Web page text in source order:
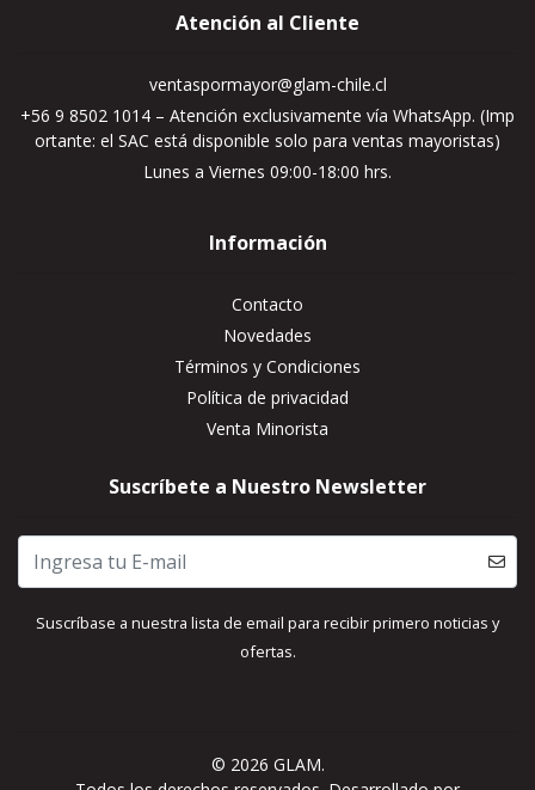
Atención al Cliente
ventaspormayor@glam-chile.cl
+56 9 8502 1014 – Atención exclusivamente vía WhatsApp. (Imp
ortante: el SAC está disponible solo para ventas mayoristas)
Lunes a Viernes 09:00-18:00 hrs.
Información
Contacto
Novedades
Términos y Condiciones
Política de privacidad
Venta Minorista
Suscríbete a Nuestro Newsletter
Suscríbase a nuestra lista de email para recibir primero noticias y
ofertas.
© 2026 GLAM.